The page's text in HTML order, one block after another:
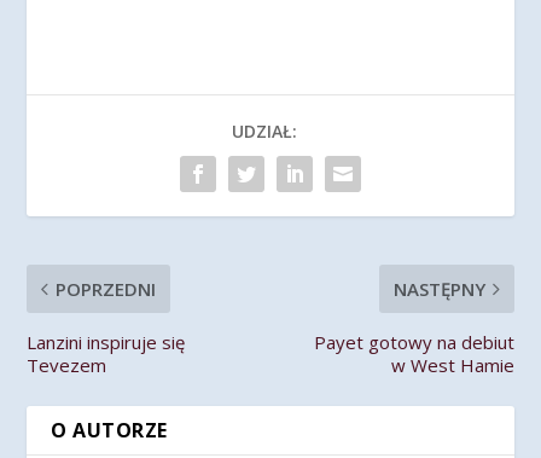
UDZIAŁ:
POPRZEDNI
Lanzini inspiruje się
Tevezem
NASTĘPNY
Payet gotowy na debiut
w West Hamie
O AUTORZE